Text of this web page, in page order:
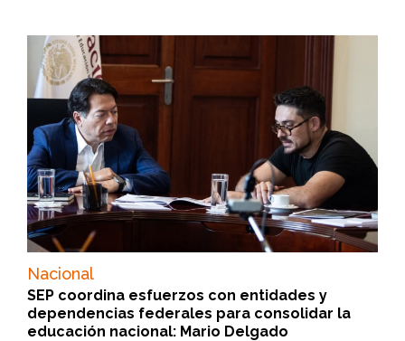
Nacional
SEP coordina esfuerzos con entidades y
dependencias federales para consolidar la
educación nacional: Mario Delgado